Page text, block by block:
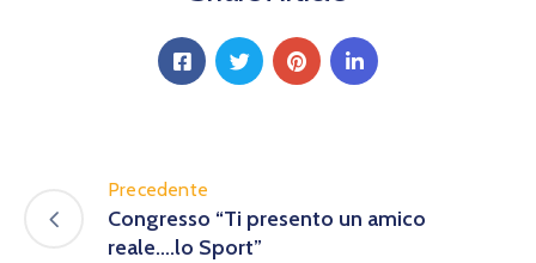
Precedente
Congresso “Ti presento un amico
reale….lo Sport”